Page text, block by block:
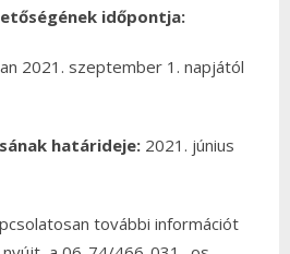
időpontja:
2021. szeptember 1. napjától
határideje: 2021. június
további információt